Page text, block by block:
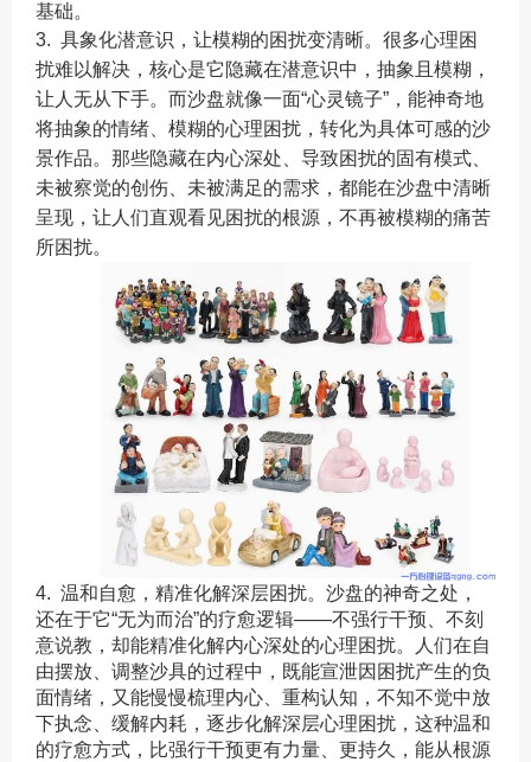
基础。
3. 具象化潜意识，让模糊的困扰变清晰。很多心理困
扰难以解决，核心是它隐藏在潜意识中，抽象且模糊，
让人无从下手。而沙盘就像一面“心灵镜子”，能神奇地
将抽象的情绪、模糊的心理困扰，转化为具体可感的沙
景作品。那些隐藏在内心深处、导致困扰的固有模式、
未被察觉的创伤、未被满足的需求，都能在沙盘中清晰
呈现，让人们直观看见困扰的根源，不再被模糊的痛苦
所困扰。
4. 温和自愈，精准化解深层困扰。沙盘的神奇之处，
还在于它“无为而治”的疗愈逻辑——不强行干预、不刻
意说教，却能精准化解内心深处的心理困扰。人们在自
由摆放、调整沙具的过程中，既能宣泄因困扰产生的负
面情绪，又能慢慢梳理内心、重构认知，不知不觉中放
下执念、缓解内耗，逐步化解深层心理困扰，这种温和
的疗愈方式，比强行干预更有力量、更持久，能从根源